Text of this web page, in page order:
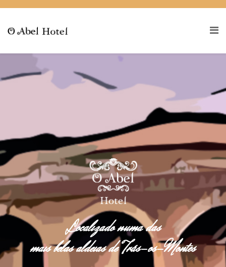
Localizado numa das
mais belas aldeias de Trás-os-Montes